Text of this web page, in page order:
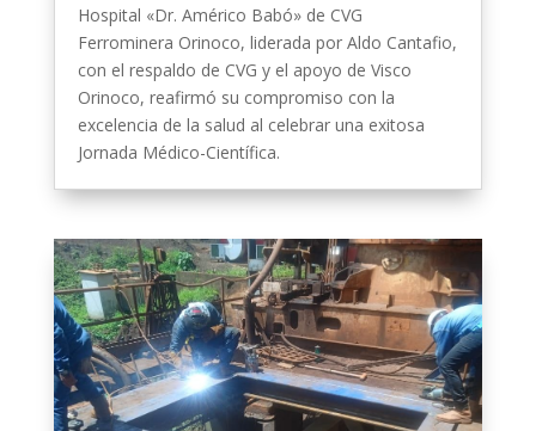
Hospital «Dr. Américo Babó» de CVG
Ferrominera Orinoco, liderada por Aldo Cantafio,
con el respaldo de CVG y el apoyo de Visco
Orinoco, reafirmó su compromiso con la
excelencia de la salud al celebrar una exitosa
Jornada Médico-Científica.